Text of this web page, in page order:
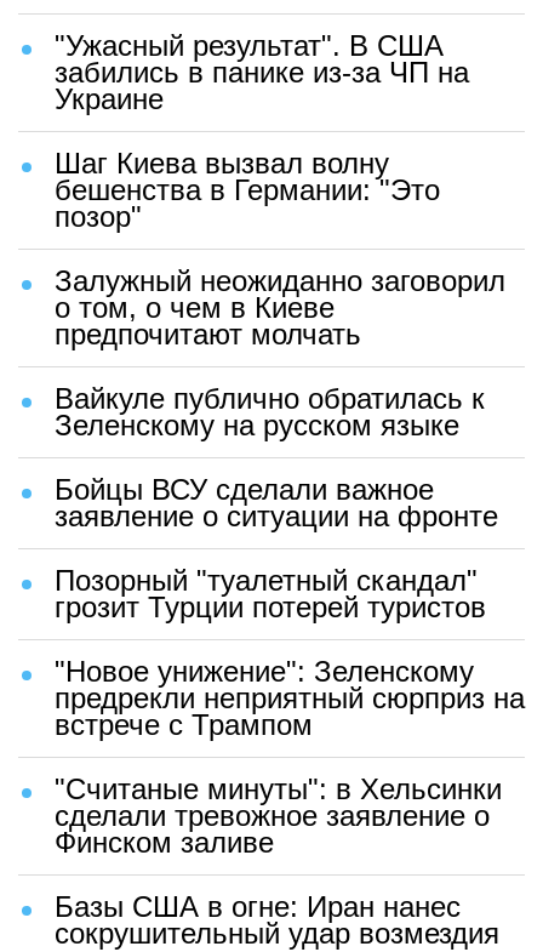
"Ужасный результат". В США
забились в панике из-за ЧП на
Украине
Шаг Киева вызвал волну
бешенства в Германии: "Это
позор"
Залужный неожиданно заговорил
о том, о чем в Киеве
предпочитают молчать
Вайкуле публично обратилась к
Зеленскому на русском языке
Бойцы ВСУ сделали важное
заявление о ситуации на фронте
Позорный "туалетный скандал"
грозит Турции потерей туристов
"Новое унижение": Зеленскому
предрекли неприятный сюрприз на
встрече с Трампом
"Считаные минуты": в Хельсинки
сделали тревожное заявление о
Финском заливе
Базы США в огне: Иран нанес
сокрушительный удар возмездия